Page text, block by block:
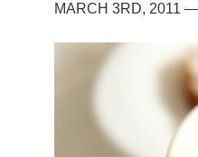
MARCH 3RD, 2011